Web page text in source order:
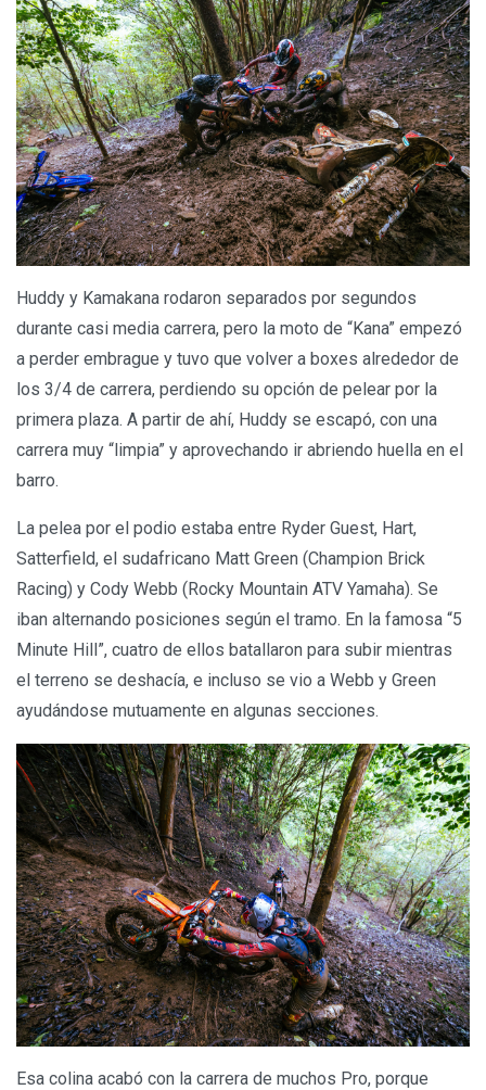
Huddy y Kamakana rodaron separados por segundos
durante casi media carrera, pero la moto de “Kana” empezó
a perder embrague y tuvo que volver a boxes alrededor de
los 3/4 de carrera, perdiendo su opción de pelear por la
primera plaza. A partir de ahí, Huddy se escapó, con una
carrera muy “limpia” y aprovechando ir abriendo huella en el
barro.
La pelea por el podio estaba entre Ryder Guest, Hart,
Satterfield, el sudafricano Matt Green (Champion Brick
Racing) y Cody Webb (Rocky Mountain ATV Yamaha). Se
iban alternando posiciones según el tramo. En la famosa “5
Minute Hill”, cuatro de ellos batallaron para subir mientras
el terreno se deshacía, e incluso se vio a Webb y Green
ayudándose mutuamente en algunas secciones.
Esa colina acabó con la carrera de muchos Pro, porque